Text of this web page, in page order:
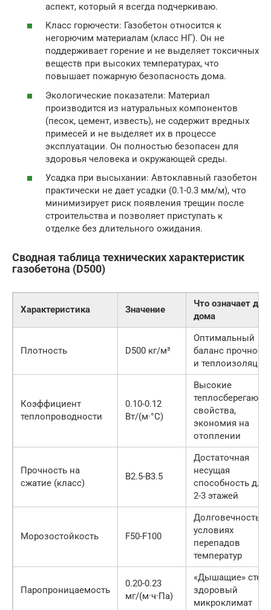
аспект, который я всегда подчеркиваю.
Класс горючести: Газобетон относится к
негорючим материалам (класс НГ). Он не
поддерживает горение и не выделяет токсичных
веществ при высоких температурах, что
повышает пожарную безопасность дома.
Экологические показатели: Материал
производится из натуральных компонентов
(песок, цемент, известь), не содержит вредных
примесей и не выделяет их в процессе
эксплуатации. Он полностью безопасен для
здоровья человека и окружающей среды.
Усадка при высыхании: Автоклавный газобетон
практически не дает усадки (0.1-0.3 мм/м), что
минимизирует риск появления трещин после
строительства и позволяет приступать к
отделке без длительного ожидания.
Сводная таблица технических характеристик
газобетона (D500)
Характеристика Значение
Что означает для
дома
Плотность D500 кг/м³
Оптимальный
баланс
и теплоизоляции
Коэффициент
теплопроводности
0.10-0.12
Вт/(м·°С)
Высокие
свойства,
экономия на
отоплении
Прочность на
сжатие (класс)
B2.5-B3.5
Достаточная
несущая
способность для
2-3 этажей
Морозостойкость F50-F100
Долговечность в
условиях
перепадов
температур
Паропроницаемость
0.20-0.23
мг/(м·ч·Па)
«Дышащие»
здоровый
микроклимат